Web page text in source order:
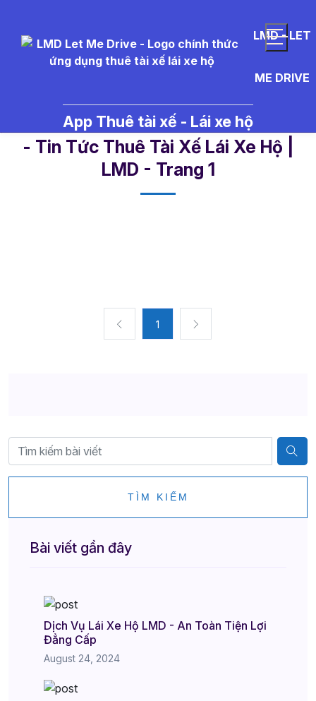
LMD - LET
ME DRIVE
App Thuê tài xế - Lái xe hộ
- Tin Tức Thuê Tài Xế Lái Xe Hộ |
LMD - Trang 1​
1
TÌM KIẾM
Bài viết gần đây
Dịch Vụ Lái Xe Hộ LMD - An Toàn Tiện Lợi
Đẳng Cấp
August 24, 2024